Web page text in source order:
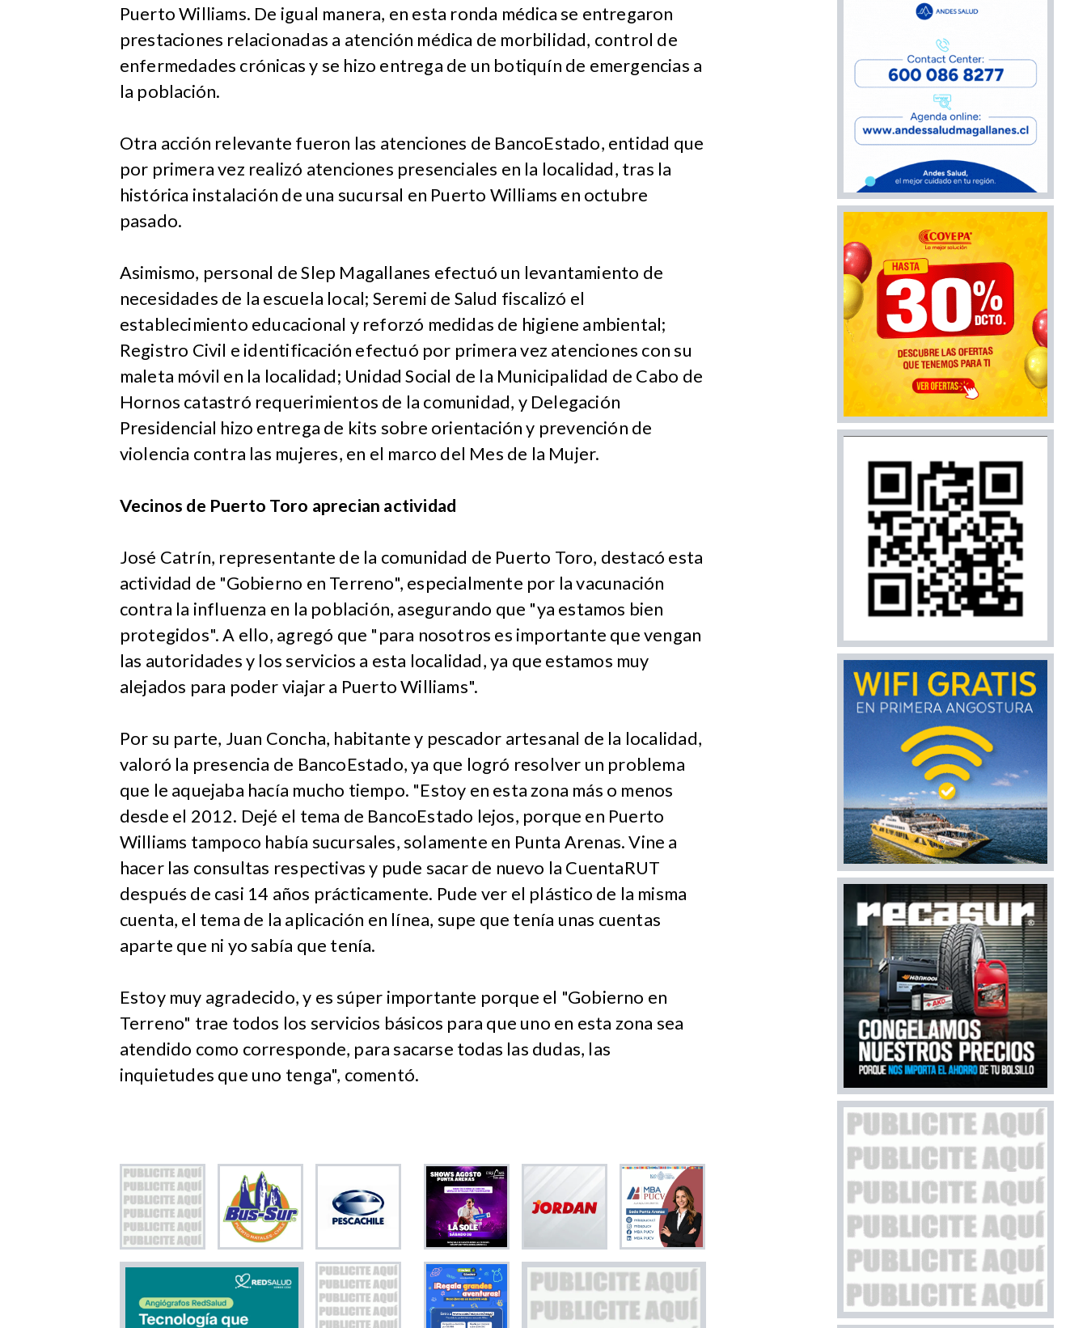
Puerto Williams. De igual manera, en esta ronda médica se entregaron
prestaciones relacionadas a atención médica de morbilidad, control de
enfermedades crónicas y se hizo entrega de un botiquín de emergencias a
la población.
Otra acción relevante fueron las atenciones de BancoEstado, entidad que
por primera vez realizó atenciones presenciales en la localidad, tras la
histórica instalación de una sucursal en Puerto Williams en octubre
pasado.
Asimismo, personal de Slep Magallanes efectuó un levantamiento de
necesidades de la escuela local; Seremi de Salud fiscalizó el
establecimiento educacional y reforzó medidas de higiene ambiental;
Registro Civil e identificación efectuó por primera vez atenciones con su
maleta móvil en la localidad; Unidad Social de la Municipalidad de Cabo de
Hornos catastró requerimientos de la comunidad, y Delegación
Presidencial hizo entrega de kits sobre orientación y prevención de
violencia contra las mujeres, en el marco del Mes de la Mujer.
Vecinos de Puerto Toro aprecian actividad
José Catrín, representante de la comunidad de Puerto Toro, destacó esta
actividad de "Gobierno en Terreno", especialmente por la vacunación
contra la influenza en la población, asegurando que "ya estamos bien
protegidos". A ello, agregó que "para nosotros es importante que vengan
las autoridades y los servicios a esta localidad, ya que estamos muy
alejados para poder viajar a Puerto Williams".
Por su parte, Juan Concha, habitante y pescador artesanal de la localidad,
valoró la presencia de BancoEstado, ya que logró resolver un problema
que le aquejaba hacía mucho tiempo. "Estoy en esta zona más o menos
desde el 2012. Dejé el tema de BancoEstado lejos, porque en Puerto
Williams tampoco había sucursales, solamente en Punta Arenas. Vine a
hacer las consultas respectivas y pude sacar de nuevo la CuentaRUT
después de casi 14 años prácticamente. Pude ver el plástico de la misma
cuenta, el tema de la aplicación en línea, supe que tenía unas cuentas
aparte que ni yo sabía que tenía.
Estoy muy agradecido, y es súper importante porque el "Gobierno en
Terreno" trae todos los servicios básicos para que uno en esta zona sea
atendido como corresponde, para sacarse todas las dudas, las
inquietudes que uno tenga", comentó.